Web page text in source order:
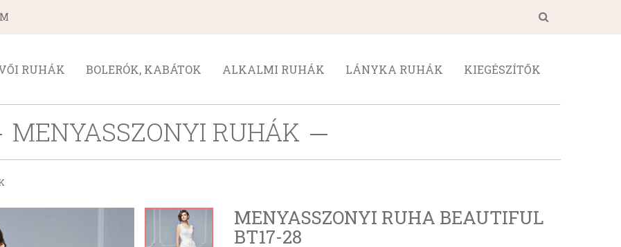
RUHÁK BOLERÓK, KABÁTOK ALKALMI RUHÁK LÁNYKA RUHÁK KIEGÉSZÍTŐK
MENYASSZONYI RUHÁK
MENYASSZONYI RUHA BEAUTIFUL
BT17-28